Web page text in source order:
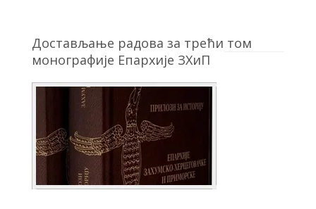
Достављање радова за трећи том
монографије Епархије ЗХиП